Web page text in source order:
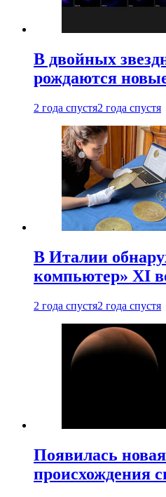
В двойных
рождаются
2 года спустя2 года спустя
В Италии
компьютер» XI
2 года спустя2 года спустя
Появилась
происхождения